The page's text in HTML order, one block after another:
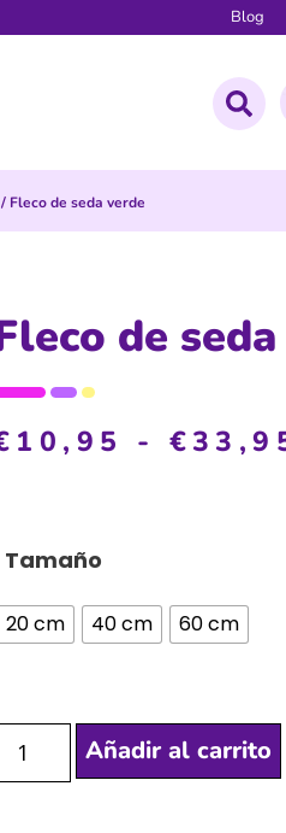
Blog
/ Fleco de seda verde
de
10,95 - €
Tamaño
20 cm 40 cm 60 cm
Añadir al carrito